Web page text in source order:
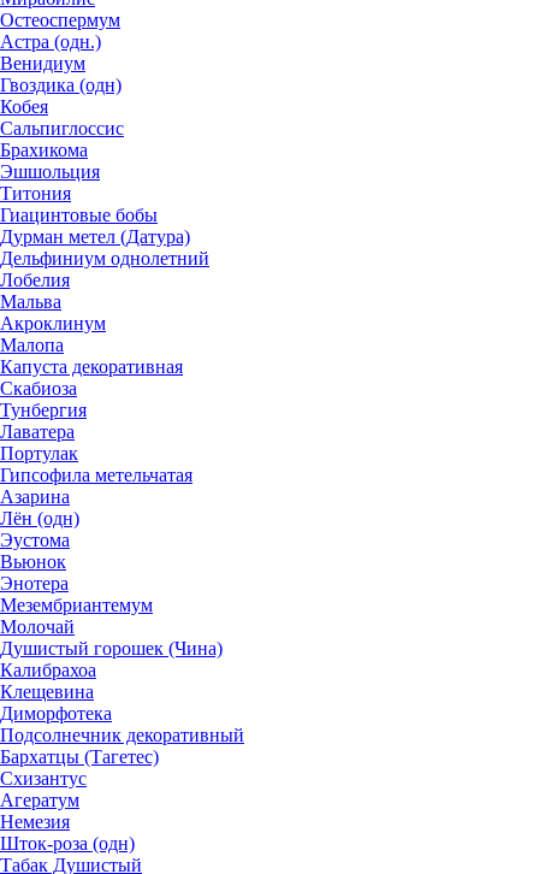
Остеоспермум
Астра (одн.)
Венидиум
Гвоздика (одн)
Кобея
Сальпиглоссис
Брахикома
Эшшольция
Титония
Гиацинтовые бобы
Дурман метел (Датура)
Дельфиниум однолетний
Лобелия
Мальва
Акроклинум
Малопа
Капуста декоративная
Скабиоза
Тунбергия
Лаватера
Портулак
Гипсофила метельчатая
Азарина
Лён (одн)
Эустома
Вьюнок
Энотера
Мезембриантемум
Молочай
Душистый горошек (Чина)
Калибрахоа
Клещевина
Диморфотека
Подсолнечник декоративный
Бархатцы (Тагетес)
Схизантус
Агератум
Немезия
Шток-роза (одн)
Табак Душистый